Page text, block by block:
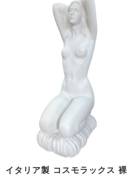
イタリア製 コスモラックス 裸